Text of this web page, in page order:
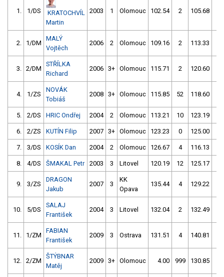
1. 1/DS
KRATOCHVÍL
Martin
2003 1 Olomouc 102.54 2 105.68
2. 1/DM
MALÝ
Vojtěch
2006 2 Olomouc 109.16 2 113.33
3. 2/DM
STŘÍLKA
Richard
2006 3+ Olomouc 115.71 2 120.60
4. 1/ZS
NOVÁK
Tobiáš
2008 3+ Olomouc 115.85 52 118.60
5. 2/DS HRIC Ondřej 2004 2 Olomouc 113.21 10 123.19
6. 2/ZS KUTÍN Filip 2007 3+ Olomouc 123.23 0 125.00
7. 3/DS KOSÍK Dan 2004 2 Olomouc 126.67 4 116.13
8. 4/DS ŠMAKAL Petr 2003 3 Litovel 120.19 12 125.17
9. 3/ZS
DRAGON
Jakub
2007 3
KK
Opava
135.44 4 129.22
10. 5/DS
SALAJ
František
2004 3 Litovel 132.04 2 132.49
11. 1/ZM
FABIAN
František
2009 3 Ostrava 131.51 4 140.81
12. 2/ZM
ŠTÝBNAR
Matěj
2009 3+ Olomouc 4.00 999 130.85